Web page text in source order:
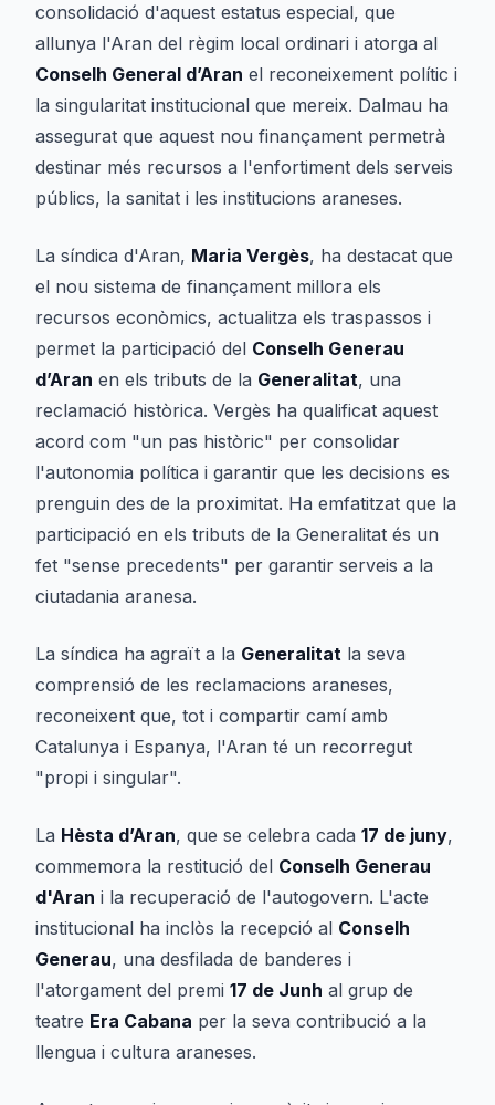
consolidació d'aquest estatus especial, que
allunya l'Aran del règim local ordinari i atorga al
Conselh General d’Aran el reconeixement polític i
la singularitat institucional que mereix. Dalmau ha
assegurat que aquest nou finançament permetrà
destinar més recursos a l'enfortiment dels serveis
públics, la sanitat i les institucions araneses.
La síndica d'Aran, Maria Vergès, ha destacat que
el nou sistema de finançament millora els
recursos econòmics, actualitza els traspassos i
permet la participació del Conselh Generau
d’Aran en els tributs de la Generalitat, una
reclamació històrica. Vergès ha qualificat aquest
acord com "un pas històric" per consolidar
l'autonomia política i garantir que les decisions es
prenguin des de la proximitat. Ha emfatitzat que la
participació en els tributs de la Generalitat és un
fet "sense precedents" per garantir serveis a la
ciutadania aranesa.
La síndica ha agraït a la Generalitat la seva
comprensió de les reclamacions araneses,
reconeixent que, tot i compartir camí amb
Catalunya i Espanya, l'Aran té un recorregut
"propi i singular".
La Hèsta d’Aran, que se celebra cada 17 de juny,
commemora la restitució del Conselh Generau
d'Aran i la recuperació de l'autogovern. L'acte
institucional ha inclòs la recepció al Conselh
Generau, una desfilada de banderes i
l'atorgament del premi 17 de Junh al grup de
teatre Era Cabana per la seva contribució a la
llengua i cultura araneses.